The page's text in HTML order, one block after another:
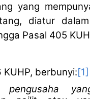
yang
diatur
Pasal 405
KUHP, berbunyi:[1]
pengusaha